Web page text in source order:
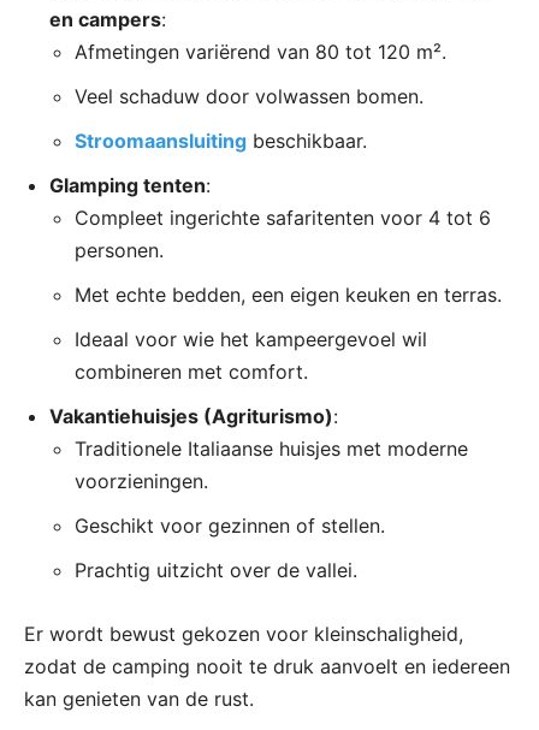
en campers:
Afmetingen variërend van 80 tot 120 m².
Veel schaduw door volwassen bomen.
Stroomaansluiting beschikbaar.
Glamping tenten:
Compleet ingerichte safaritenten voor 4 tot 6
personen.
Met echte bedden, een eigen keuken en terras.
Ideaal voor wie het kampeergevoel wil
combineren met comfort.
Vakantiehuisjes (Agriturismo):
Traditionele Italiaanse huisjes met moderne
voorzieningen.
Geschikt voor gezinnen of stellen.
Prachtig uitzicht over de vallei.
Er wordt bewust gekozen voor kleinschaligheid,
zodat de camping nooit te druk aanvoelt en iedereen
kan genieten van de rust.